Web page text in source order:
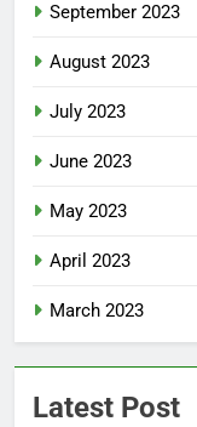
September 2023
August 2023
July 2023
June 2023
May 2023
April 2023
March 2023
Latest Post